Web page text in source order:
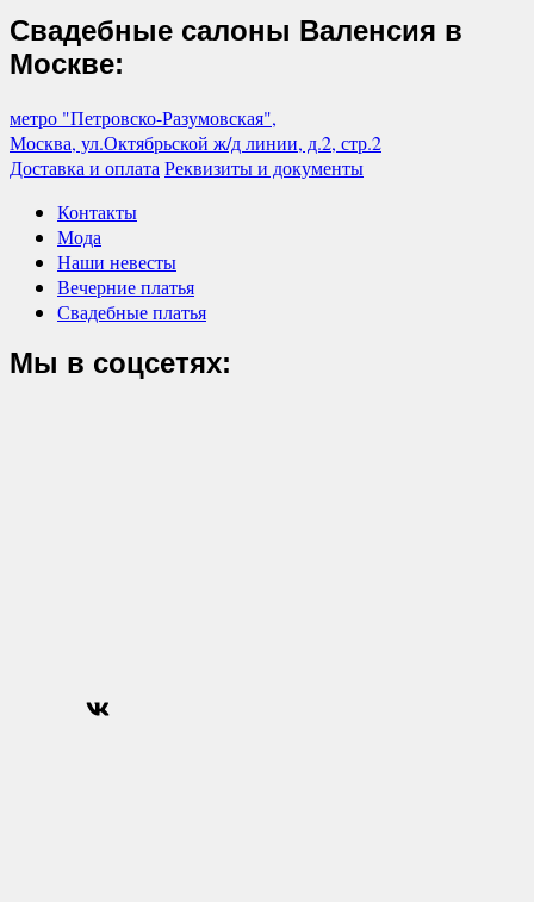
Свадебные салоны Валенсия в
Москве:
метро "Петровско-Разумовская",
Москва, ул.Октябрьской ж/д линии, д.2, стр.2
Доставка и оплата Реквизиты и документы
Контакты
Мода
Наши невесты
Вечерние платья
Свадебные платья
Мы в соцсетях: